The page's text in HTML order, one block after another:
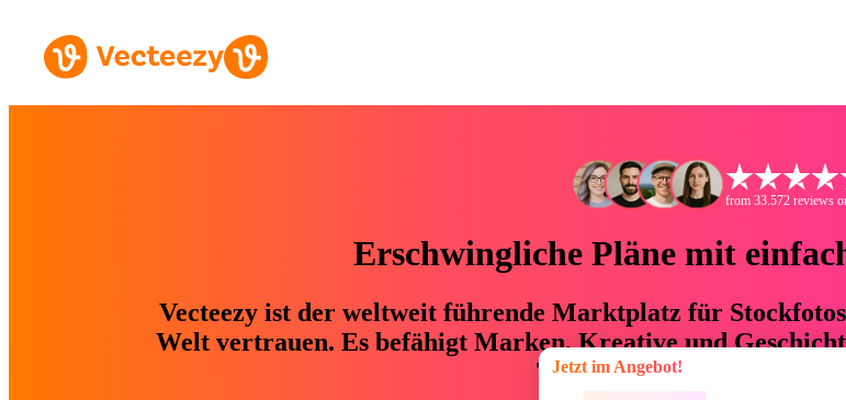
from 33.572 reviews
Erschwingliche Pläne mit
Vecteezy ist der weltweit führende Marktplatz für
Welt vertrauen. Es befähigt Marken, Kreative und
76 % an Zeit und Budget
Jetzt im Angebot!